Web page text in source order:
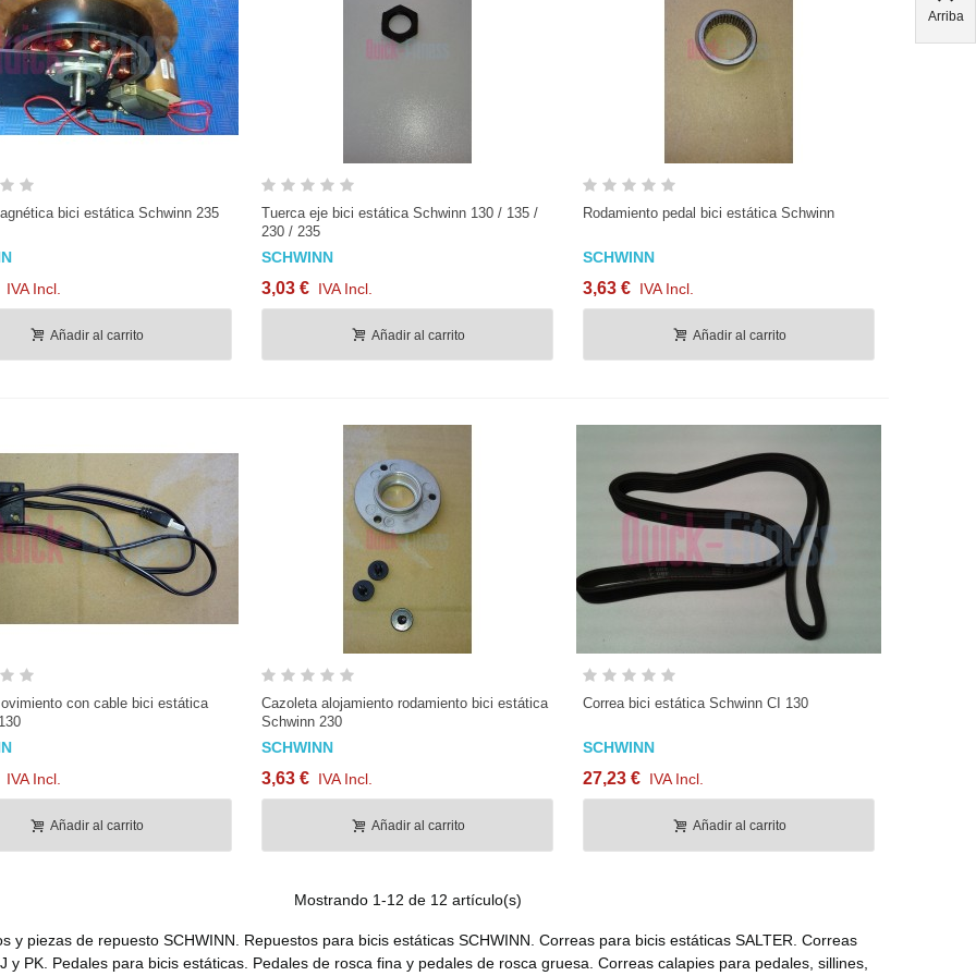
bici estática Schwinn 235
IVA Incl.
Añadir al carrito
Tuerca eje bici estática Schwinn 130 / 135 /
230 / 235
SCHWINN
3,03 € IVA Incl.
Añadir al carrito
Rodamiento pedal bici estática Schwinn
SCHWINN
3,63 € IVA Incl.
Añadir al carrito
con cable bici estática
IVA Incl.
Añadir al carrito
Cazoleta alojamiento rodamiento bici estática
Schwinn 230
SCHWINN
3,63 € IVA Incl.
Añadir al carrito
Correa bici estática Schwinn CI 130
SCHWINN
27,23 € IVA Incl.
Añadir al carrito
Mostrando 1-12 de 12 artículo(s)
y piezas de repuesto SCHWINN. Repuestos para bicis estáticas SCHWINN. Correas para bicis estáticas SALTER. Correas
y PK. Pedales para bicis estáticas. Pedales de rosca fina y pedales de rosca gruesa. Correas calapies para pedales, sillines,
Arriba